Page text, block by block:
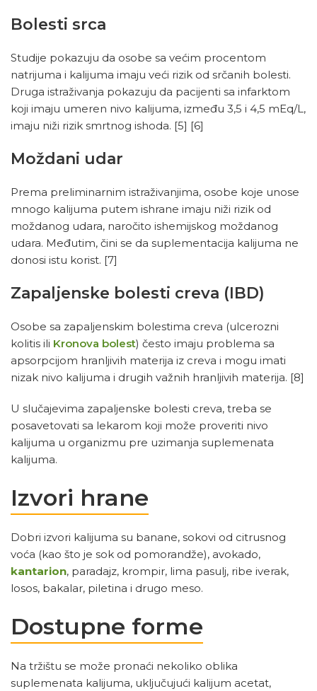
Bolesti srca
Studije pokazuju da osobe sa većim procentom
natrijuma i kalijuma imaju veći rizik od srčanih bolesti.
Druga istraživanja pokazuju da pacijenti sa infarktom
koji imaju umeren nivo kalijuma, između 3,5 i 4,5 mEq/L,
imaju niži rizik smrtnog ishoda. [5] [6]
Moždani udar
Prema preliminarnim istraživanjima, osobe koje unose
mnogo kalijuma putem ishrane imaju niži rizik od
moždanog udara, naročito ishemijskog moždanog
udara. Međutim, čini se da suplementacija kalijuma ne
donosi istu korist. [7]
Zapaljenske bolesti creva (IBD)
Osobe sa zapaljenskim bolestima creva (ulcerozni
kolitis ili Kronova bolest) često imaju problema sa
apsorpcijom hranljivih materija iz creva i mogu imati
nizak nivo kalijuma i drugih važnih hranljivih materija. [8]
U slučajevima zapaljenske bolesti creva, treba se
posavetovati sa lekarom koji može proveriti nivo
kalijuma u organizmu pre uzimanja suplemenata
kalijuma.
Izvori hrane
Dobri izvori kalijuma su banane, sokovi od citrusnog
voća (kao što je sok od pomorandže), avokado,
kantarion, paradajz, krompir, lima pasulj, ribe iverak,
losos, bakalar, piletina i drugo meso.
Dostupne forme
Na tržištu se može pronaći nekoliko oblika
suplemenata kalijuma, uključujući kalijum acetat,